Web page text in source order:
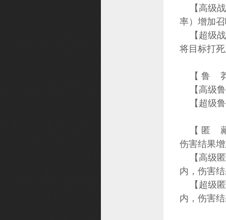
【高级战
率）增加
【超级战
将目标打
【 鲁 莽
【高级鲁
【超级鲁
【 匿 藏
伤害结果
【高级匿
内，伤害
【超级匿
内，伤害